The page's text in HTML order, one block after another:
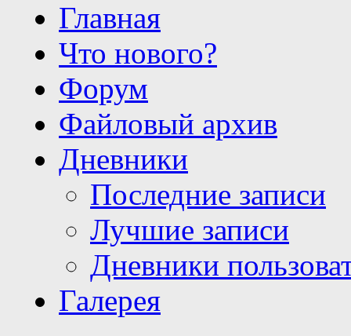
Главная
Что нового?
Форум
Файловый архив
Дневники
Последние записи
Лучшие записи
Дневники
Галерея